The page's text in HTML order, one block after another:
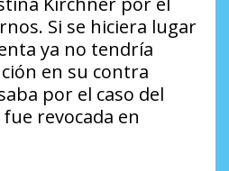
Si se hiciera lugar
ya no tendría
en su contra
por el caso del
revocada en